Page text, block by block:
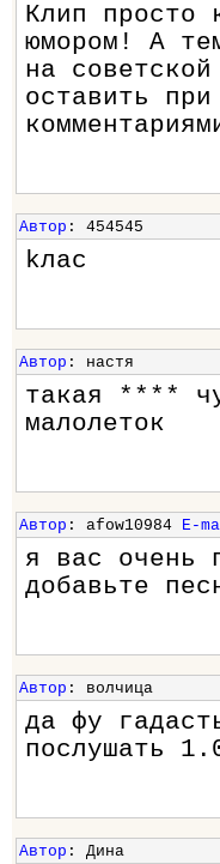
Клип просто
юмором! А
на
оставить
Автор : 454545
kлас
Автор : настя
такая ****
малолеток
Автор : afow10984 E-
я вас очень
добавьте
Автор : волчица
да фу
послушать
Автор : Дина